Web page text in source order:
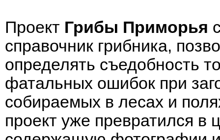
Проект Грибы Приморья
справочник грибника,
определять съедобность
фатальных ошибок при
собираемых в лесах и
проект уже превратился в